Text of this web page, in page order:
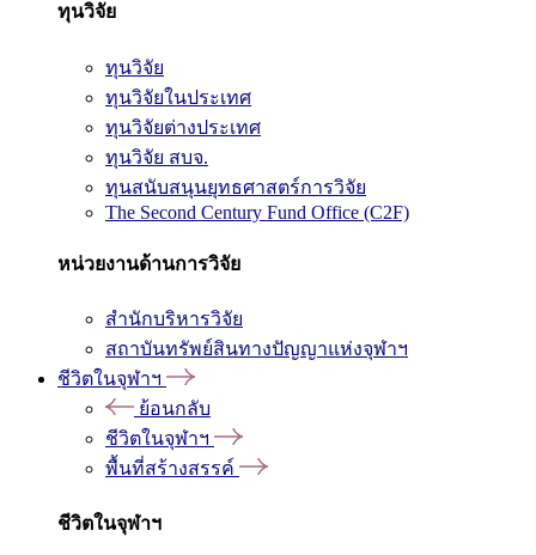
ทุนวิจัย
ทุนวิจัย
ทุนวิจัยในประเทศ
ทุนวิจัยต่างประเทศ
ทุนวิจัย สบจ.
ทุนสนับสนุนยุทธศาสตร์การวิจัย
The Second Century Fund Office (C2F)
หน่วยงานด้านการวิจัย
สำนักบริหารวิจัย
สถาบันทรัพย์สินทางปัญญาแห่งจุฬาฯ
ชีวิตในจุฬาฯ
ย้อนกลับ
ชีวิตในจุฬาฯ
พื้นที่สร้างสรรค์
ชีวิตในจุฬาฯ